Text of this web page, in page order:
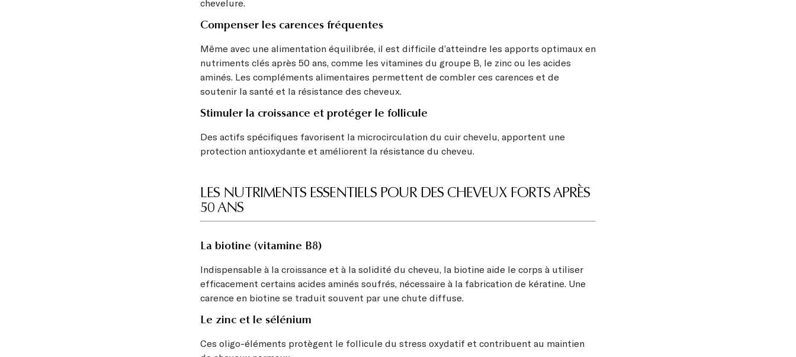
chevelure.
Compenser les carences fréquentes
Même avec une alimentation équilibrée, il est difficile d’atteindre les apports optimaux en
nutriments clés après 50 ans, comme les vitamines du groupe B, le zinc ou les acides
aminés. Les compléments alimentaires permettent de combler ces carences et de
soutenir la santé et la résistance des cheveux.
Stimuler la croissance et protéger le follicule
Des actifs spécifiques favorisent la microcirculation du cuir chevelu, apportent une
protection antioxydante et améliorent la résistance du cheveu.
LES NUTRIMENTS ESSENTIELS POUR DES CHEVEUX FORTS APRÈS
50 ANS
La biotine (vitamine B8)
Indispensable à la croissance et à la solidité du cheveu, la biotine aide le corps à utiliser
efficacement certains acides aminés soufrés, nécessaire à la fabrication de kératine. Une
carence en biotine se traduit souvent par une chute diffuse.
Le zinc et le sélénium
Ces oligo-éléments protègent le follicule du stress oxydatif et contribuent au maintien